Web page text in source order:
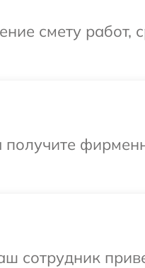
смету работ,
получите